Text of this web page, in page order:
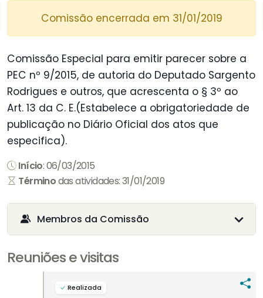
Comissão encerrada em 31/01/2019
Comissão Especial para emitir parecer sobre a
PEC nº 9/2015, de autoria do Deputado Sargento
Rodrigues e outros, que acrescenta o § 3º ao
Art. 13 da C. E.(Estabelece a obrigatoriedade de
publicação no Diário Oficial dos atos que
especifica).
Início: 06/03/2015
Términodas atividades: 31/01/2019
Membros da Comissão
Reuniões e visitas
Realizada